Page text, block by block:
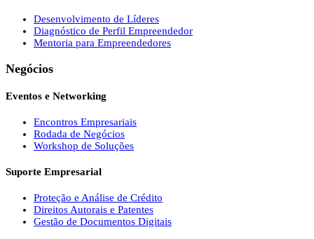
Desenvolvimento de Líderes
Diagnóstico de Perfil Empreendedor
Mentoria para Empreendedores
Negócios
Eventos e Networking
Encontros Empresariais
Rodada de Negócios
Workshop de Soluções
Suporte Empresarial
Proteção e Análise de Crédito
Direitos Autorais e Patentes
Gestão de Documentos Digitais